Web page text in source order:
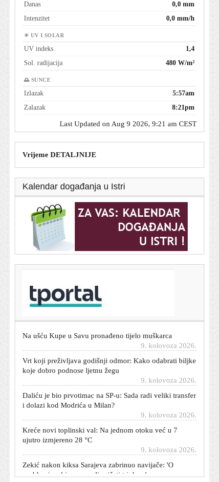
Danas
0,0 mm
Intenzitet
0,0 mm/h
☀ UV I SOLAR
UV indeks
1,4
Sol. radijacija
480 W/m²
🌅 SUNCE
Izlazak
5:57am
Zalazak
8:21pm
Last Updated on Aug 9 2026, 9:21 am CEST
Vrijeme DETALJNIJE
Kalendar događanja u Istri
Još jedan Hrvat dolazi u Brazil: Igrat će gradski derbi
protiv Krovinovića
9. kolovoza 2026.
koje dobro podnose ljetnu žegu
i dolazi kod Modrića u Milan?
ujutro izmjereno 28 °C
problemima bismo mogli pričati tri dana'
9. kolovoza 2026.